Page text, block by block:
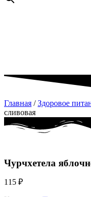
Главная /Здоровое
сливовая
Чурчхетела
115 ₽